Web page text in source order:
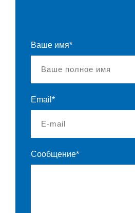
Ваше имя*
Email*
Сообщение*